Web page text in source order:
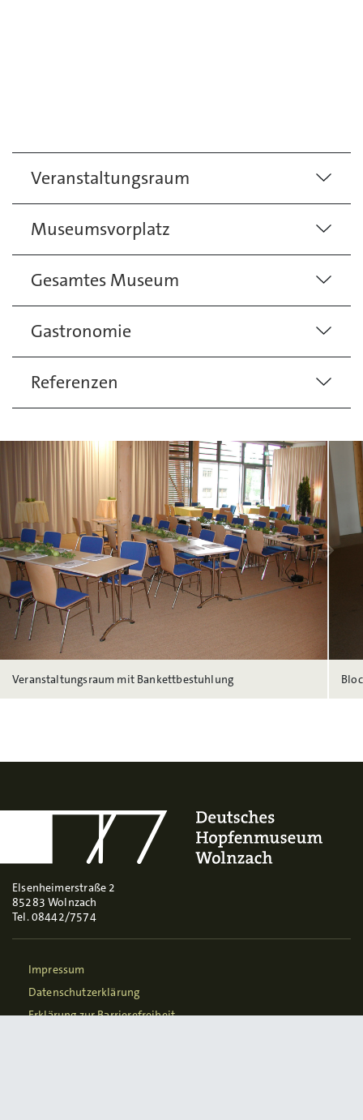
Veranstaltungsraum
Museumsvorplatz
Gesamtes Museum
Gastronomie
Referenzen
arrow_back
Veranstaltungsraum mit Bankettbestuhlung
arrow_forward
Elsenheimerstraße 2
85283 Wolnzach
Tel. 08442/7574
Impressum
Datenschutzerklärung
Erklärung zur Barrierefreiheit